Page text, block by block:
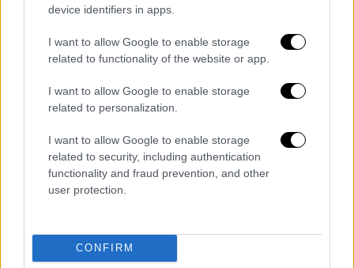
device identifiers in apps.
I want to allow Google to enable storage
related to functionality of the website or app.
I want to allow Google to enable storage
related to personalization.
I want to allow Google to enable storage
related to security, including authentication
functionality and fraud prevention, and other
user protection.
CONFIRM
Είχαν να μιλήσουν πέντε ολόκληρα χρόνια.
Ωστόσο, ήταν ο άνθρωπος τον οποίο
επέλεξε να μιλήσει η Κυριακή όταν ένιωσε
πως απειλείται από τον πρώην σύντροφο
της Κυριακής και αυτόπτης μάρτυρας στη
δολοφονία της είπε: